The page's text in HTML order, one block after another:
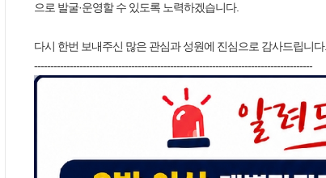
으로 발굴·운영할 수 있도록 노력하겠습니다.
다시 한번 보내주신 많은 관심과 성원에 진심으로 감사드립니다.
--------------------------------------------------------------------------------------